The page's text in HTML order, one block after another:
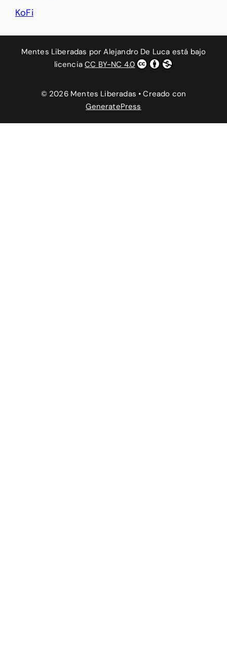
KoFi
Mentes Liberadas porAlejandro De Luca está bajo
licenciaCC BY-NC 4.0
© 2026 Mentes Liberadas • Creado con
GeneratePress